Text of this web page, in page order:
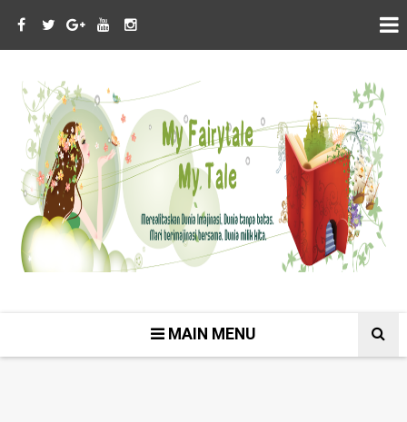
MAIN MENU